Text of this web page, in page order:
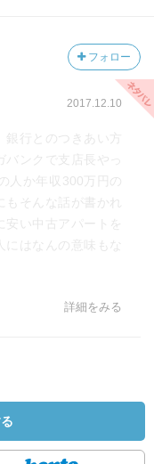
フォロー
2017.12.10
行とのつきあい方
ンクで支店長やっ
人か年収300万円の
そんな話が書かれ
安い中古アパートを
はなんの意味もな
詳細をみる